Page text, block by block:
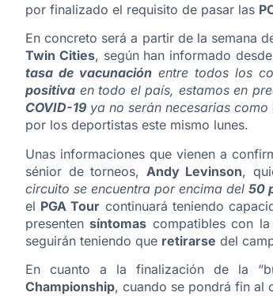
por finalizado el requisito de pasar las
En concreto será a partir de la semana
Twin Cities, según han informado
tasa de vacunación entre todos los
positiva en todo el país, estamos en
COVID-19 ya no serán necesarias
por los deportistas este mismo lunes.
Unas informaciones que vienen a
sénior de torneos, Andy Levinson,
circuito se encuentra por encima del50
el PGA Tour continuará teniendo
presentensíntomas compatibles con
seguirán teniendo que retirarse del
En cuanto a la finalización de la
Championship, cuando se pondrá fin al